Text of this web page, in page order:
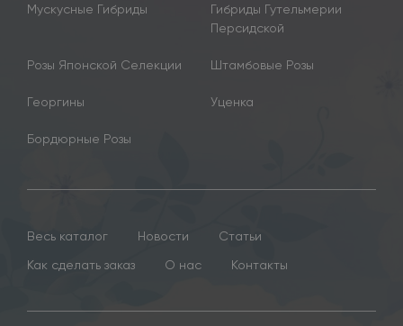
Мускусные Гибриды
Гибриды Гутельмерии
Персидской
Розы Японской Селекции Штамбовые Розы
Георгины Уценка
Бордюрные Розы
Весь каталог Новости
Статьи
Как сделать заказ
О нас Контакты